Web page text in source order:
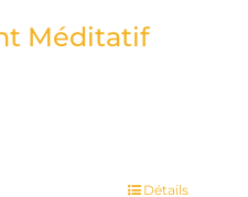
Méditatif
Détails